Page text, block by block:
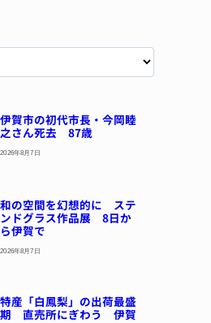
伊賀市の初代市長・今岡睦
之さん死去 87歳
2026年8月7日
和の空間を幻想的に ステ
ンドグラス作品展 8日か
ら伊賀で
2026年8月7日
特産「白鳳梨」の出荷最盛
期 直売所にぎわう 伊賀